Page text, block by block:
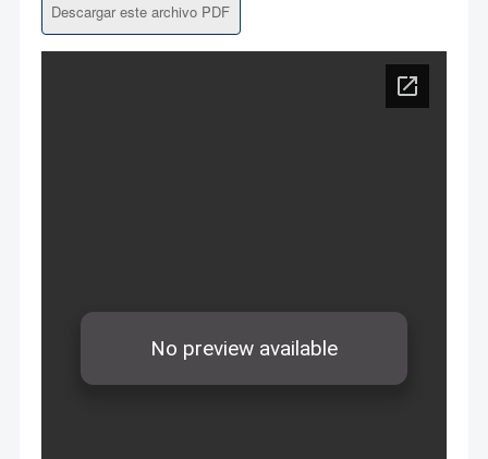
Descargar este archivo PDF